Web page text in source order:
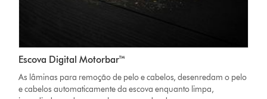
Escova Digital Motorbar™
As lâminas para remoção de pelo e cabelos, desenredam o pelo
e cabelos automaticamente da escova enquanto limpa,